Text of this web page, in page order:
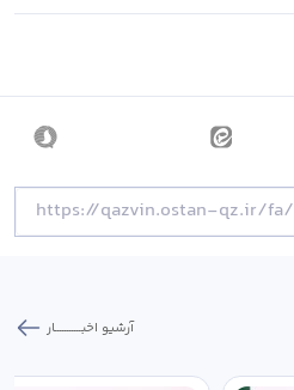
آرشیو اخبـــــــــــار